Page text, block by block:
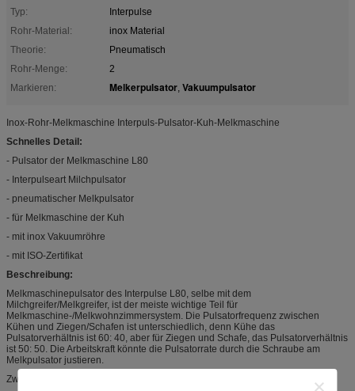
Typ:
Interpulse
Rohr-Material:
inox Material
Theorie:
Pneumatisch
Rohr-Menge:
2
Markieren:
Melkerpulsator, Vakuumpulsator
Inox-Rohr-Melkmaschine Interpuls-Pulsator-Kuh-Melkmaschine
Schnelles Detail:
- Pulsator der Melkmaschine L80
- Interpulseart Milchpulsator
- pneumatischer Melkpulsator
- für Melkmaschine der Kuh
- mit inox Vakuumröhre
- mit ISO-Zertifikat
Beschreibung:
Melkmaschinepulsator des Interpulse L80, selbe mit dem
Milchgreifer/Melkgreifer, ist der meiste wichtige Teil für
Melkmaschine-/Melkwohnzimmersystem. Die Pulsatorfrequenz zwischen
Kühen und Ziegen/Schafen ist unterschiedlich, denn Kühe das
Pulsatorverhältnis ist 60: 40, aber für Ziegen und Schafe, das Pulsatorverhältnis
ist 50: 50. Die Arbeitskraft könnte die Pulsatorrate durch die Schraube am
Melkpulsator justieren.
Zwei Arten melken Pulsator/Melkpulsator: Pneumatisch und elektrisch